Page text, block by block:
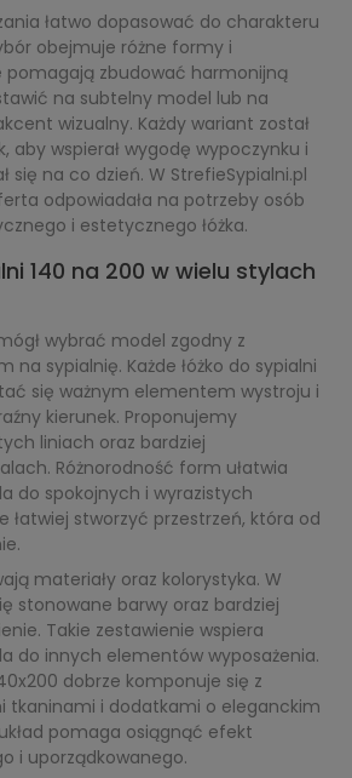
łatwo dopasować do charakteru
obejmuje różne formy i
pomagają zbudować harmonijną
na subtelny model lub na
wizualny. Każdy wariant został
aby wspierał wygodę wypoczynku i
się na co dzień. W StrefieSypialni.pl
odpowiadała na potrzeby osób
i estetycznego łóżka.
140 na 200 w wielu stylach
wybrać model zgodny z
na sypialnię. Każde łóżko do sypialni
się ważnym elementem wystroju i
kierunek. Proponujemy
liniach oraz bardziej
Różnorodność form ułatwia
do spokojnych i wyrazistych
łatwiej stworzyć przestrzeń, która od
materiały oraz kolorystyka. W
stonowane barwy oraz bardziej
Takie zestawienie wspiera
do innych elementów wyposażenia.
dobrze komponuje się z
tkaninami i dodatkami o eleganckim
pomaga osiągnąć efekt
i uporządkowanego.